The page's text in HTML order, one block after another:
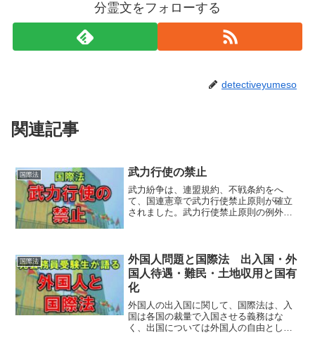
分霊文をフォローする
detectiveyumeso
関連記事
国際法 武力行使の禁止
武力紛争は、連盟規約、不戦条約をへ
て、国連憲章で武力行使禁止原則が確立
されました。武力行使禁止原則の例外に
ります。安全保障には、勢力均衡と集団
安全保障があります。PKOは、停戦維持
や紛争再発防止等が目的で、武器使用は
最小限度。紛争当事国の同意なしには派
遣できません。当事国のどちらにも組み
しませんし、内政にも干渉しません。自
国の法益を守る為、緊急不可避の際に実
国際法
外国人問題と国際法 出入国・外
国人待遇・難民・土地収用と国有
化
外国人の出入国に関して、国際法は、入
国は各国の裁量で入国させる義務はな
く、出国については外国人の自由としま